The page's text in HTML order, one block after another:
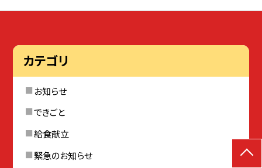
カテゴリ
お知らせ
できごと
給食献立
緊急のお知らせ